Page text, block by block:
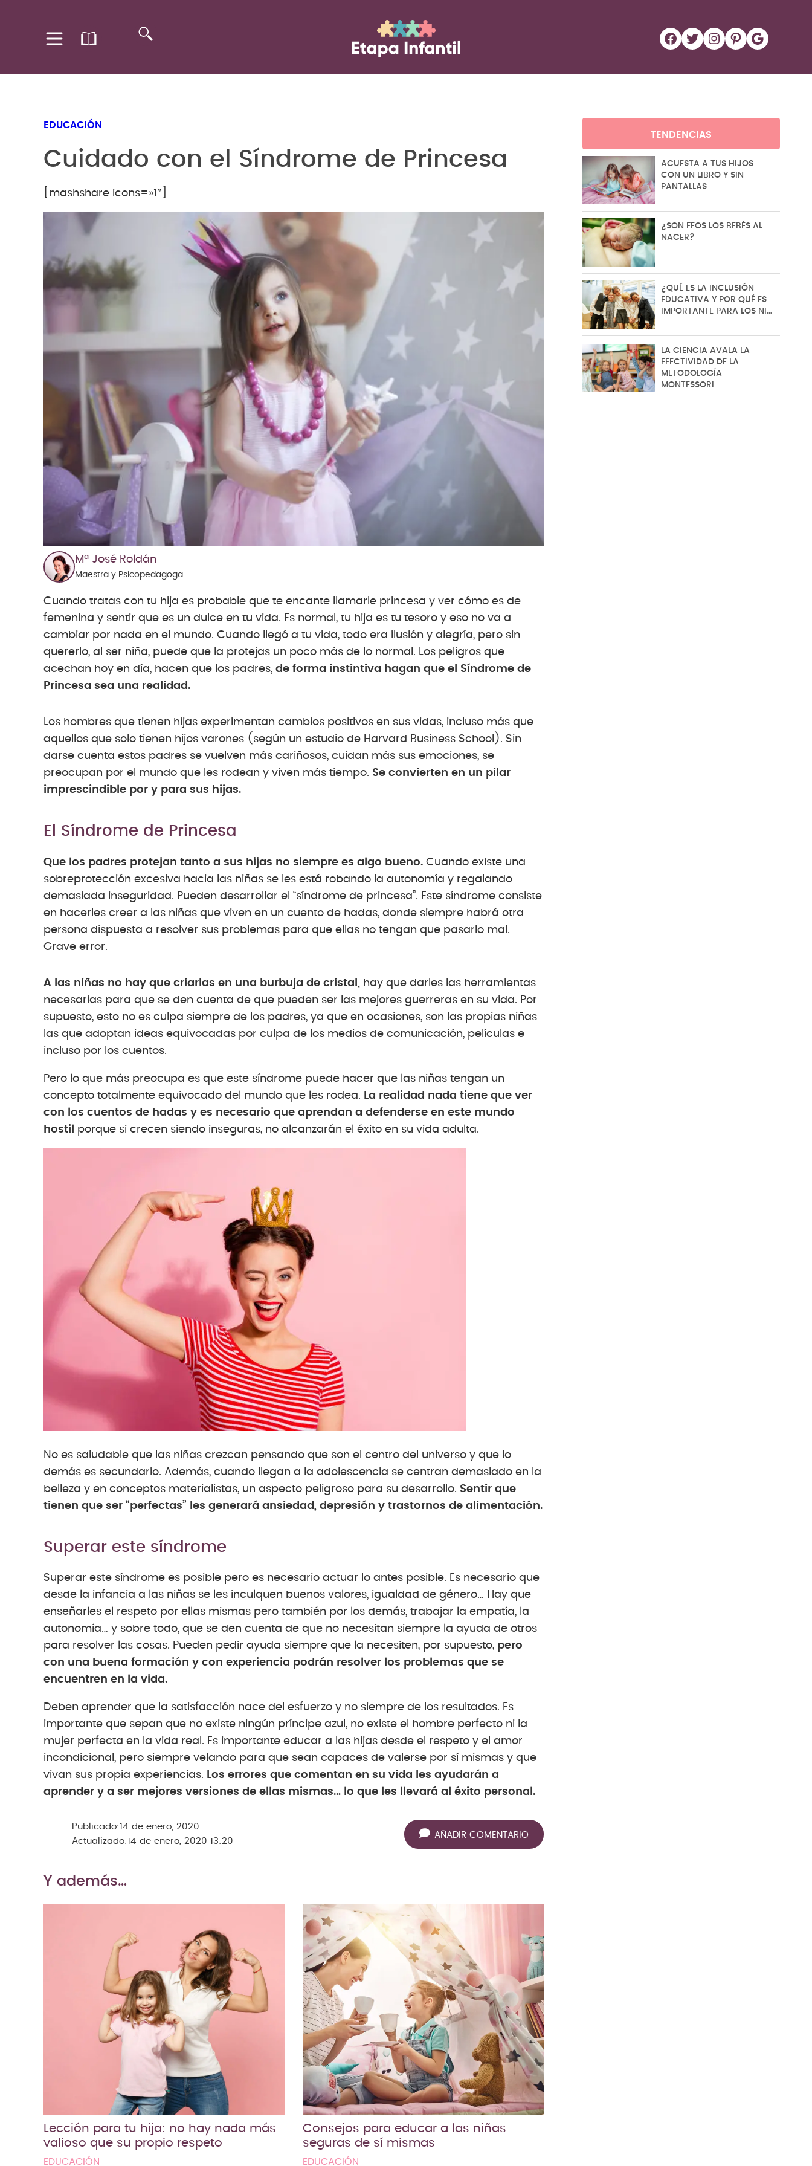
Facebook Twitter Instagram Pinterest Google
EDUCACIÓN
Cuidado con el Síndrome de Princesa
[mashshare icons=»1″]
Mª José Roldán
Maestra y Psicopedagoga
Cuando tratas con tu hija es probable que te encante llamarle princesa y ver cómo es de
femenina y sentir que es un dulce en tu vida. Es normal, tu hija es tu tesoro y eso no va a
cambiar por nada en el mundo. Cuando llegó a tu vida, todo era ilusión y alegría, pero sin
quererlo, al ser niña, puede que la protejas un poco más de lo normal. Los peligros que
acechan hoy en día, hacen que los padres, de forma instintiva hagan que el Síndrome de
Princesa sea una realidad.
Los hombres que tienen hijas experimentan cambios positivos en sus vidas, incluso más que
aquellos que solo tienen hijos varones (según un estudio de Harvard Business School). Sin
darse cuenta estos padres se vuelven más cariñosos, cuidan más sus emociones, se
preocupan por el mundo que les rodean y viven más tiempo. Se convierten en un pilar
imprescindible por y para sus hijas.
El Síndrome de Princesa
Que los padres protejan tanto a sus hijas no siempre es algo bueno. Cuando existe una
sobreprotección excesiva hacia las niñas se les está robando la autonomía y regalando
demasiada inseguridad. Pueden desarrollar el “síndrome de princesa”. Este síndrome consiste
en hacerles creer a las niñas que viven en un cuento de hadas, donde siempre habrá otra
persona dispuesta a resolver sus problemas para que ellas no tengan que pasarlo mal.
Grave error.
A las niñas no hay que criarlas en una burbuja de cristal, hay que darles las herramientas
necesarias para que se den cuenta de que pueden ser las mejores guerreras en su vida. Por
supuesto, esto no es culpa siempre de los padres, ya que en ocasiones, son las propias niñas
las que adoptan ideas equivocadas por culpa de los medios de comunicación, películas e
incluso por los cuentos.
Pero lo que más preocupa es que este síndrome puede hacer que las niñas tengan un
concepto totalmente equivocado del mundo que les rodea. La realidad nada tiene que ver
con los cuentos de hadas y es necesario que aprendan a defenderse en este mundo
hostil
porque si crecen siendo inseguras, no alcanzarán el éxito en su vida adulta.
No es saludable que las niñas crezcan pensando que son el centro del universo y que lo
demás es secundario. Además, cuando llegan a la adolescencia se centran demasiado en la
belleza y en conceptos materialistas, un aspecto peligroso para su desarrollo. Sentir que
tienen que ser “perfectas” les generará ansiedad, depresión y trastornos de alimentación.
Superar este síndrome
Superar este síndrome es posible pero es necesario actuar lo antes posible. Es necesario que
desde la infancia a las niñas se les inculquen buenos valores, igualdad de género… Hay que
enseñarles el respeto por ellas mismas pero también por los demás, trabajar la empatía, la
autonomía… y sobre todo, que se den cuenta de que no necesitan siempre la ayuda de otros
para resolver las cosas. Pueden pedir ayuda siempre que la necesiten, por supuesto, pero
con una buena formación y con experiencia podrán resolver los problemas que se
encuentren en la vida.
Deben aprender que la satisfacción nace del esfuerzo y no siempre de los resultados. Es
importante que sepan que no existe ningún príncipe azul, no existe el hombre perfecto ni la
mujer perfecta en la vida real. Es importante educar a las hijas desde el respeto y el amor
incondicional, pero siempre velando para que sean capaces de valerse por sí mismas y que
vivan sus propia experiencias. Los errores que comentan en su vida les ayudarán a
aprender y a ser mejores versiones de ellas mismas… lo que les llevará al éxito personal.
Publicado:14 de enero, 2020
Actualizado:14 de enero, 2020 13:20
AÑADIR COMENTARIO
Y además…
Lección para tu hija: no hay nada más
valioso que su propio respeto
EDUCACIÓN
Consejos para educar a las niñas
seguras de sí mismas
EDUCACIÓN
TENDENCIAS
ACUESTA A TUS HIJOS
CON UN LIBRO Y SIN
PANTALLAS
¿SON FEOS LOS BEBÉS AL
NACER?
¿QUÉ ES LA INCLUSIÓN
EDUCATIVA Y POR QUÉ ES
IMPORTANTE PARA LOS NI…
LA CIENCIA AVALA LA
EFECTIVIDAD DE LA
METODOLOGÍA
MONTESSORI